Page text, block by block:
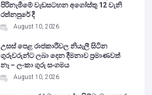
පිරිනැමීමේ වැඩසටහන අගෝස්තු 12 වැනි
රත්නපුරේ දී
August 10, 2026
උසස් පෙළ රාජකාරීවල නියැලී සිටින
ගුරුවරුන්ට ලබා දෙන දීමනාව ප්‍රමාණවත්
නෑ – ලංකා ගුරු සංගමය
August 10, 2026